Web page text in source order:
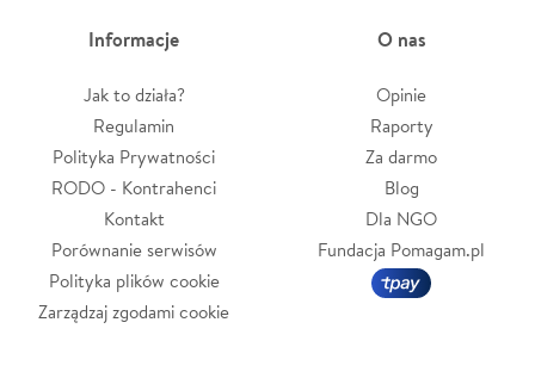
Informacje
Jak to działa?
Regulamin
Polityka Prywatności
RODO - Kontrahenci
Kontakt
Porównanie serwisów
Polityka plików cookie
Zarządzaj zgodami cookie
O nas
Opinie
Raporty
Za darmo
Blog
Dla NGO
Fundacja Pomagam.pl